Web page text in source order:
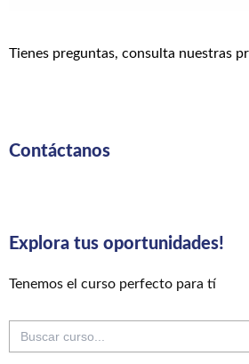
Tienes preguntas, consulta nuestras
Contáctanos
Explora tus oportunidades!
Tenemos el curso perfecto para tí
Buscar: